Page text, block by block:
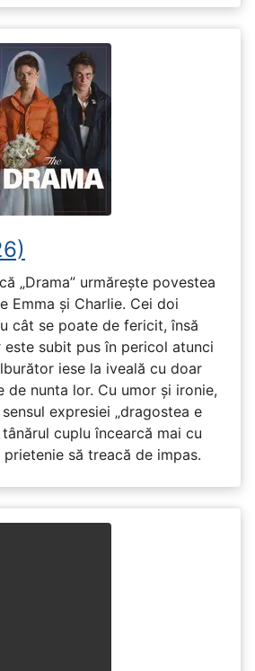
„Drama” urmărește povestea
Emma și Charlie. Cei doi
cât se poate de fericit, însă
subit pus în pericol atunci
iese la iveală cu doar
de nunta lor. Cu umor și ironie,
expresiei „dragostea e
cuplu încearcă mai cu
să treacă de impas.